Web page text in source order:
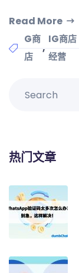
Read More
G商
店
,
IG商店
经营
热门文章